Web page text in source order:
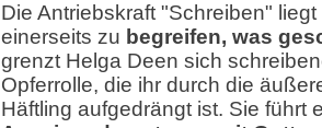
Die Antriebskraft "Schreiben"
einerseits zu begreifen, was
grenzt Helga Deen sich
Opferrolle, die ihr durch die
Häftling aufgedrängt ist. Sie führt